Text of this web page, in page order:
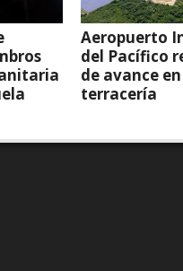
Aeropuerto
del Pacífico
de avance
terracería